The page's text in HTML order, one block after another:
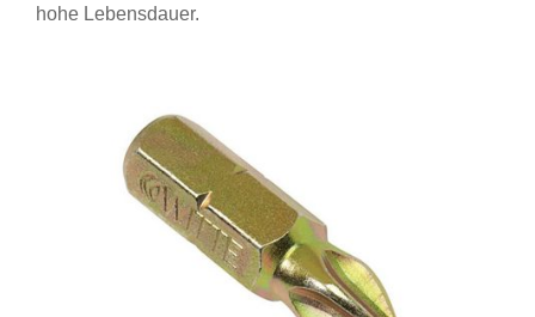
hohe Lebensdauer.